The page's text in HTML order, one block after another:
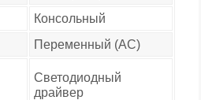
Консольный
Переменный (AC)
Светодиодный
драйвер